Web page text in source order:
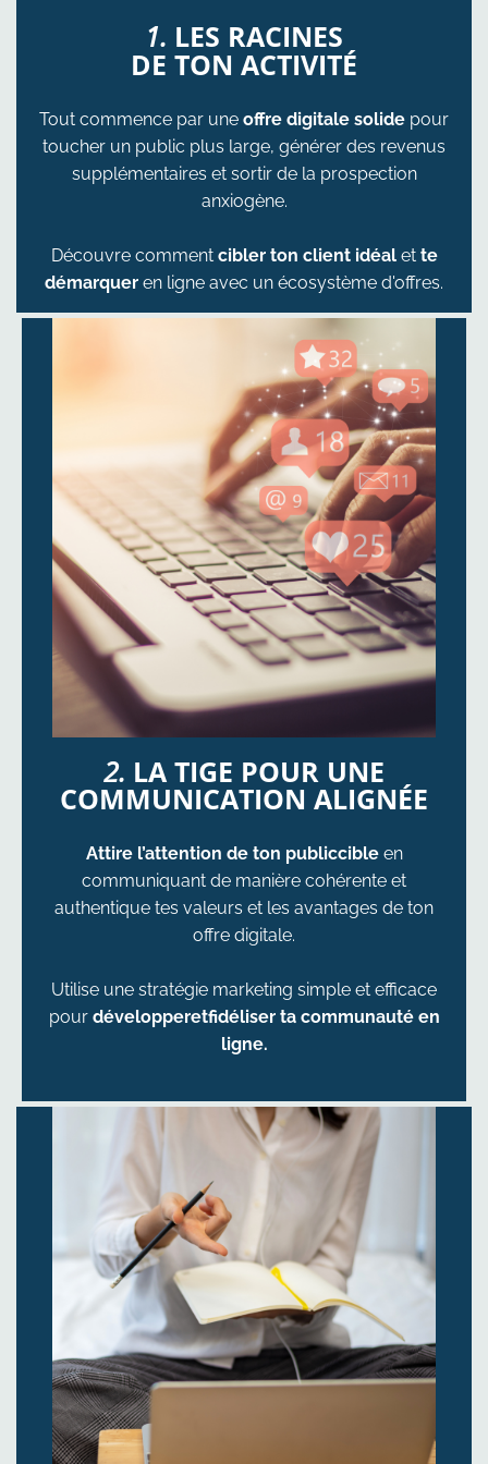
1. LES RACINES
DE TON ACTIVITÉ
Tout commence par une offre digitale solide pour
toucher un public plus large, générer des revenus
supplémentaires et sortir de la prospection
anxiogène.
Découvre commentcibler ton client idéalet te
démarquer en ligne avec un écosystème d'offres.
2. LA TIGE POUR UNE
COMMUNICATION ALIGNÉE
Attire l’attention de ton publiccibleen
communiquant de manière cohérente et
authentique tes valeurs et les avantages de ton
offre digitale.
Utilise une stratégie marketing simple et efficace
pour développeretfidéliser ta communauté en
ligne.